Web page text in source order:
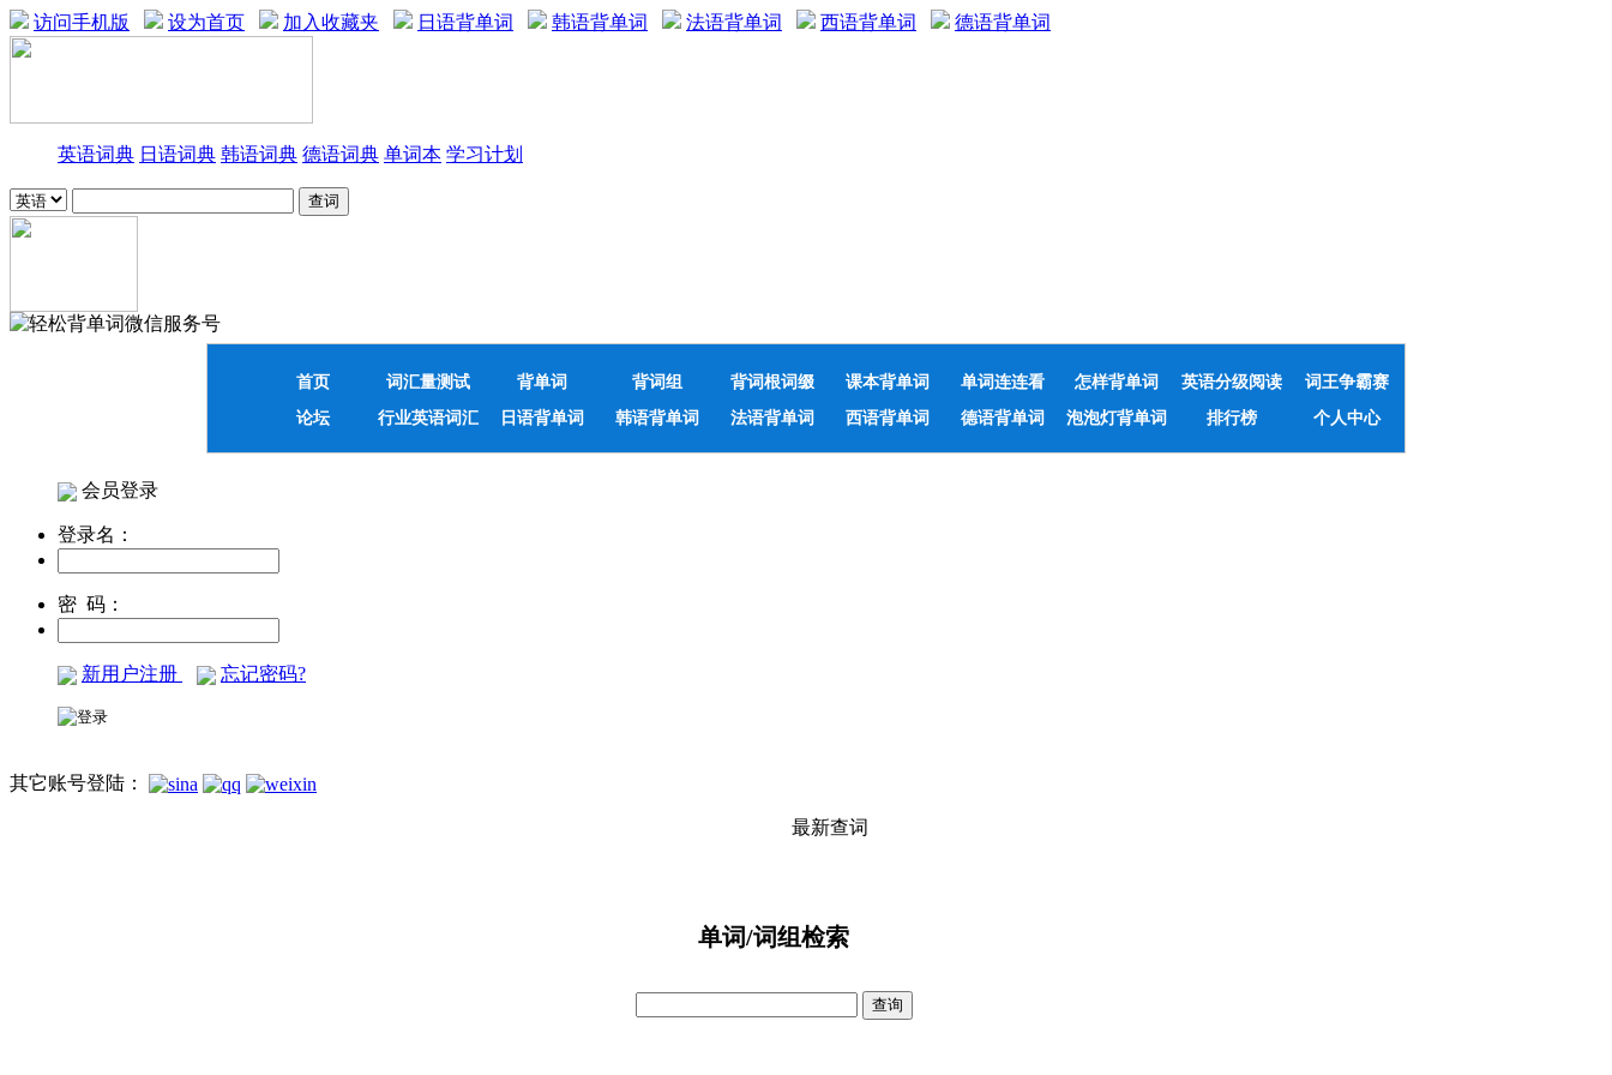
访问手机版 设为首页 加入收藏夹 日语背单词 韩语背单词 法语背单词 西语背单词 德语背单词
英语词典 日语词典 韩语词典 德语词典 单词本 学习计划
首页 词汇量测试 背单词 背词组 背词根词缀 课本背单词 单词连连看 怎样背单词 英语分级阅读
词王争霸赛
论坛
行业英语词汇 日语背单词 韩语背单词 法语背单词 西语背单词 德语背单词 泡泡灯背单词 排行榜 个人中心
会员登录
登录名：
密 码：
新用户注册 忘记密码?
其它账号登陆：
最新查词
单词/词组检索